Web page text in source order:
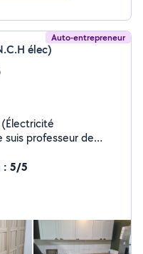
Auto-entrepreneur
élec)
professeur de
domestique. Je
la maison. Je peux
: 5/5